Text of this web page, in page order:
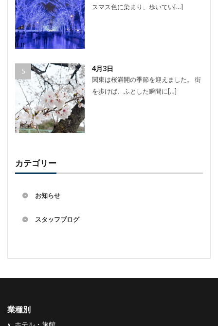
スマス色に染まり、歩いてい[…]
4月3日
関東は桜満開の季節を迎えました。 街
を歩けば、ふとした瞬間に[…]
カテゴリー
お知らせ
スタッフブログ
業種別
ホテル・旅館